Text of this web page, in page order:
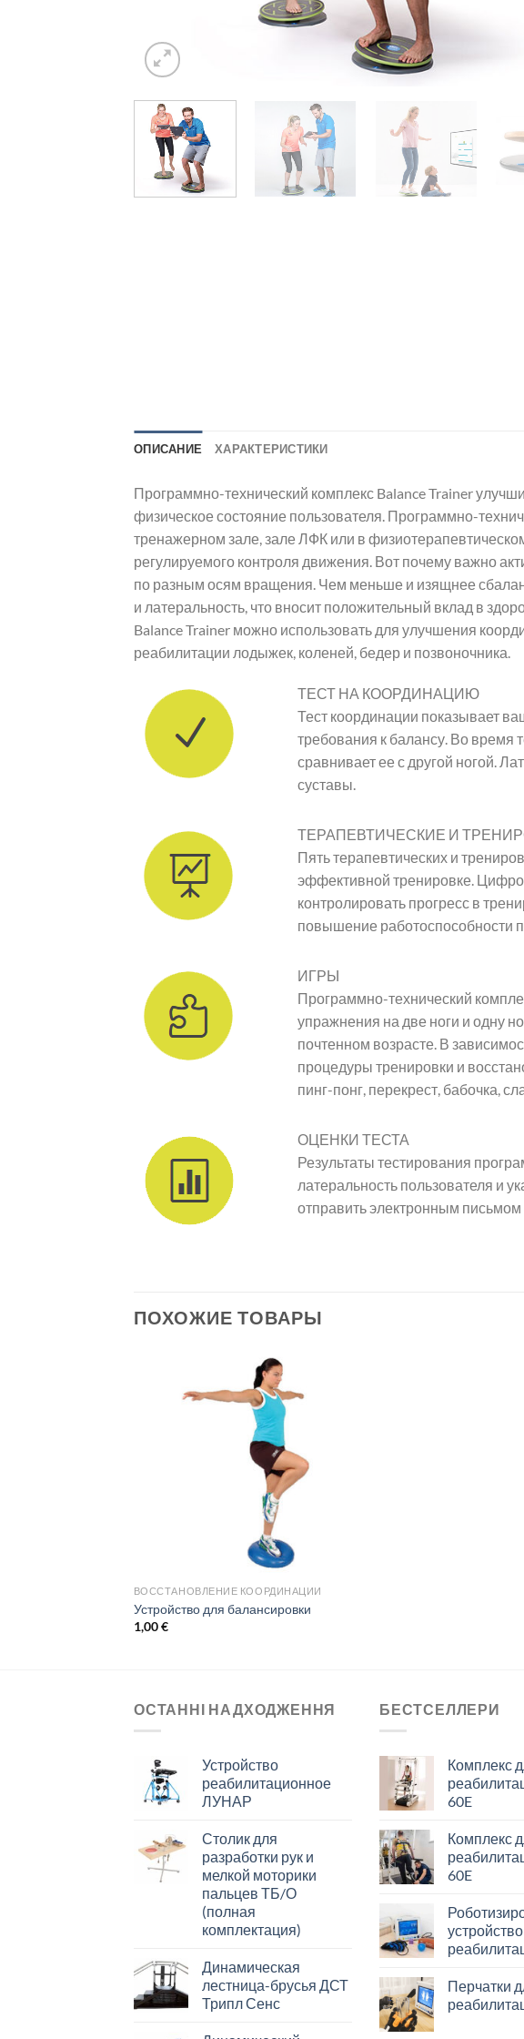
ОПИСАНИЕ ХАРАКТЕРИСТИКИ
Программно-технический комплекс Balance Trainer
физическое состояние пользователя. Программно-
тренажерном зале, зале ЛФК или в
регулируемого контроля движения. Вот почему важно
по разным осям вращения. Чем меньше и изящнее
и латеральность, что вносит положительный вклад в
Balance Trainer можно использовать для улучшения
реабилитации лодыжек, коленей, бедер и позвоночника.
ТЕСТ НА КООРДИНАЦИЮ
Тест координации показывает
требования к балансу. Во время
сравнивает ее с другой ногой.
суставы.
ТЕРАПЕВТИЧЕСКИЕ И
Пять терапевтических и
эффективной тренировке.
контролировать прогресс в
повышение работоспособности
ИГРЫ
Программно-технический
упражнения на две ноги и одну
почтенном возрасте. В
процедуры тренировки и
пинг-понг, перекрест, бабочка,
ОЦЕНКИ ТЕСТА
Результаты тестирования
латеральность пользователя и
отправить электронным
ПОХОЖИЕ ТОВАРЫ
ВОССТАНОВЛЕНИЕ КООРДИНАЦИИ
Устройство для балансировки
1,00€
ОСТАННІ НАДХОДЖЕННЯ
Устройство
реабилитационное
ЛУНАР
Столик для
разработки рук и
мелкой моторики
пальцев ТБ/О
(полная
комплектация)
Динамическая
лестница-брусья ДСТ
Трипл Сенс
БЕСТСЕЛЛЕРИ
Комплекс
60E
Комплекс
60E
Перчатки